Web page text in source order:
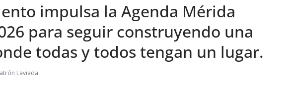
impulsa la Agenda Mérida
para seguir construyendo una
todas y todos tengan un lugar.
Laviada